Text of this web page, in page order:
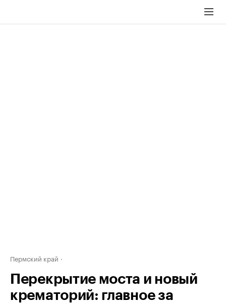
Пермский край
Перекрытие моста и новый
крематорий: главное за